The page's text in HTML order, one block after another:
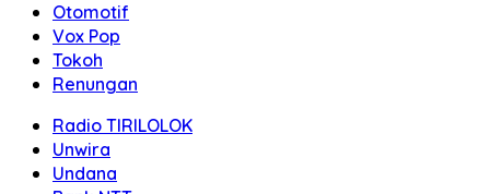
Otomotif
Vox Pop
Tokoh
Renungan
Radio TIRILOLOK
Unwira
Undana